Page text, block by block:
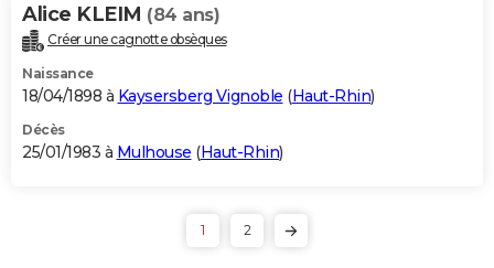
Alice KLEIM (84 ans)
Créer une cagnotte obsèques
Naissance
18/04/1898 à Kaysersberg Vignoble (Haut-Rhin)
Décès
25/01/1983 à Mulhouse (Haut-Rhin)
1 2